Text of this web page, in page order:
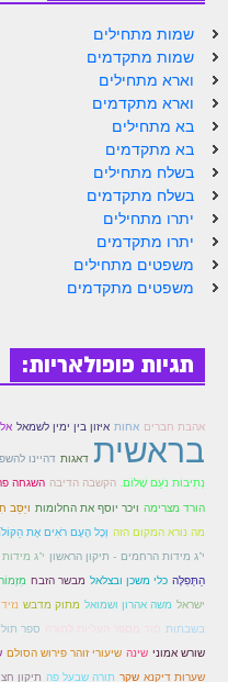
שמות מתחילים
שמות מתקדמים
וארא מתחילים
וארא מתקדמים
בא מתחילים
בא מתקדמים
בשלח מתחילים
בשלח מתקדמים
יתרו מתחילים
יתרו מתקדמים
משפטים מתחילים
משפטים מתקדמים
תגיות פופולאריות:
אהבת חברים אחות איזון בין ימין לשמאל
בראשית דאגות דהיינו
נְתִיבוֹת נֹעַם שָׁלוֹם. הקשבה הדיבה השגחה
הורד מצרימה ויכר יוסף את החלומות ויַּסֵּב
מה נורא המקום הזה וְכָל הָעָם רֹאִים אֶת
י"ג מידות הרחמים - תיקון הראשון י"ג
הַתְּפִלָּה כלי משכן ובצלאל מבשר הזבח
ישראל משה אהרון ושמואל מתוק מדבש
בשבתות
ספר
שורש אמוני שינה שיעורי זוהר פירוש הסולם
שערות דיקנא שקר תורה שבעל פה תיקון